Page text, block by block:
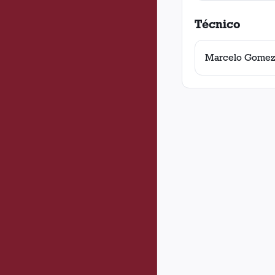
Técnico
Marcelo Gomez